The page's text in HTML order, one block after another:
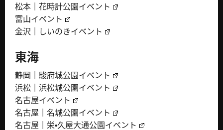
松本｜花時計公園イベント
富山イベント
金沢｜しいのきイベント
東海
静岡｜駿府城公園イベント
浜松｜浜松城公園イベント
名古屋イベント
名古屋｜名城公園イベント
名古屋｜栄・久屋大通公園イベント